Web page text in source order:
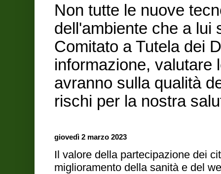
Non tutte le nuove
dell'ambiente che a lui
Comitato a Tutela dei
informazione, valutare
avranno sulla qualità
rischi per la nostra
giovedì 2 marzo 2023
Il valore della partecipazione dei
miglioramento della sanità e del